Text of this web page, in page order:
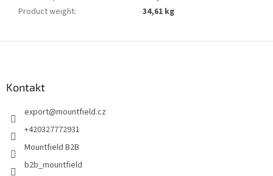
Product weight: 34,61 kg
Kontakt
export@mountfield.cz
+420327772931
Mountfield B2B
b2b_mountfield